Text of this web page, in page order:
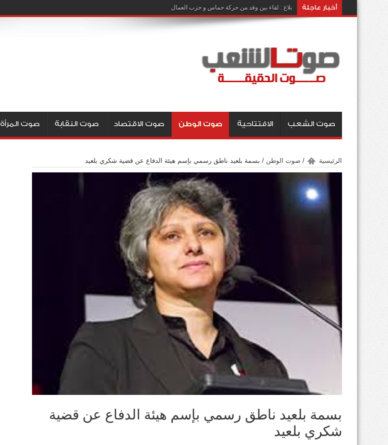
أخبار عاجلة بلاغ : لقاء بين وفد من حركة حماس و حزب العمال
صوت الشعب الافتتاحية صوت الوطن صوت الاقتصاد صوت النقابة صوت المرأة
الرئيسية / صوت الوطن / بسمة بلعيد ناطق رسمي بإسم هيئة الدفاع عن قضية شكري بلعيد
بسمة بلعيد ناطق رسمي بإسم هيئة الدفاع عن قضية
شكري بلعيد